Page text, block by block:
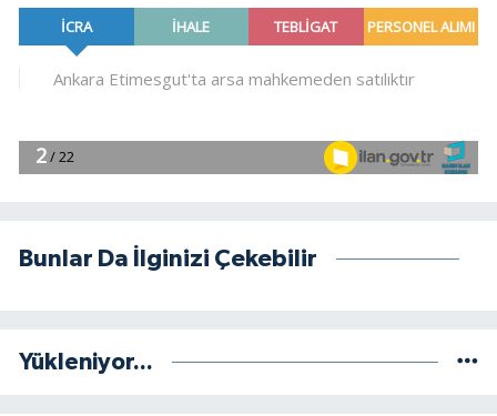
Bunlar Da İlginizi Çekebilir
Yükleniyor...